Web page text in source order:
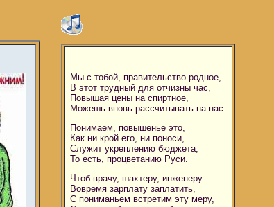
Мы с тобой, правительство родное,
В этот трудный для отчизны час,
Повышая цены на спиртное,
Можешь вновь рассчитывать на нас.
Понимаем, повышенье это,
Как ни крой его, ни поноси,
Служит укреплению бюджета,
То есть, процветанию Руси.
Чтоб врачу, шахтеру, инженеру
Вовремя зарплату заплатить,
С пониманьем встретим эту меру,